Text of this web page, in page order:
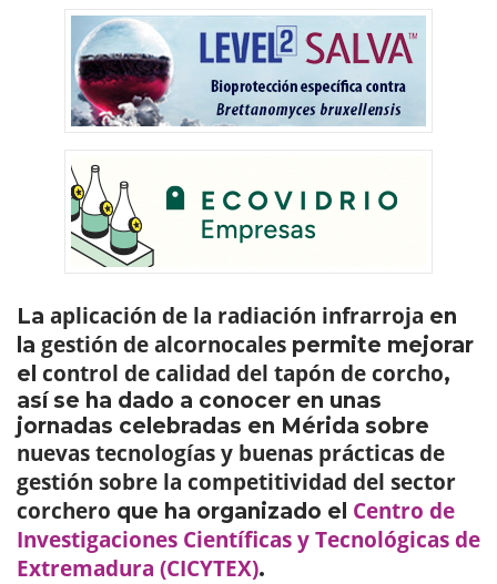
La aplicación de la radiación infrarroja en
la gestión de alcornocales permite mejorar
el control de calidad del tapón de corcho,
así se ha dado a conocer en unas
jornadas celebradas en Mérida sobre
nuevas tecnologías y buenas prácticas de
gestión sobre la competitividad del sector
corchero que ha organizado el Centro de
Investigaciones Científicas y Tecnológicas de
Extremadura (CICYTEX).